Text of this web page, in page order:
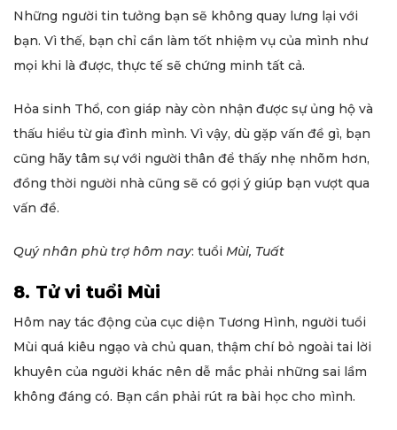
Những người tin tưởng bạn sẽ không quay lưng lại với
bạn. Vì thế, bạn chỉ cần làm tốt nhiệm vụ của mình như
mọi khi là được, thực tế sẽ chứng minh tất cả.
Hỏa sinh Thổ, con giáp này còn nhận được sự ủng hộ và
thấu hiểu từ gia đình mình. Vì vậy, dù gặp vấn đề gì, bạn
cũng hãy tâm sự với người thân để thấy nhẹ nhõm hơn,
đồng thời người nhà cũng sẽ có gợi ý giúp bạn vượt qua
vấn đề.
Quý nhân phù trợ hôm nay: tuổi Mùi, Tuất
8. Tử vi tuổi Mùi
Hôm nay tác động của cục diện Tương Hình, người tuổi
Mùi quá kiêu ngạo và chủ quan, thậm chí bỏ ngoài tai lời
khuyên của người khác nên dễ mắc phải những sai lầm
không đáng có. Bạn cần phải rút ra bài học cho mình.